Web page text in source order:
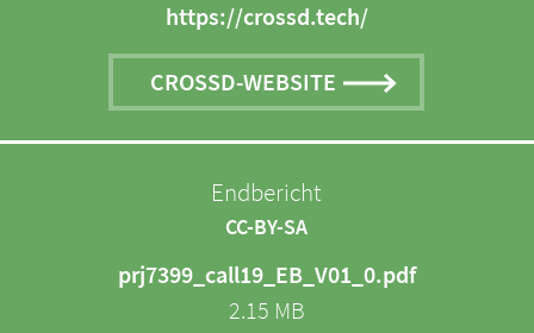
https://crossd.tech/
CROSSD-WEBSITE
Endbericht
CC-BY-SA
prj7399_call19_EB_V01_0.pdf
2.15 MB